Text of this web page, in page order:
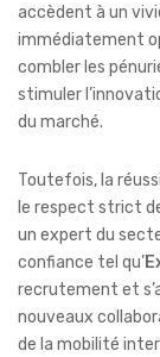
accèdent à un
immédiatement
combler les
stimuler
du marché.
Toutefois, la
le respect strict
un expert du
confiance tel qu’
recrutement et
nouveaux
de la mobilité